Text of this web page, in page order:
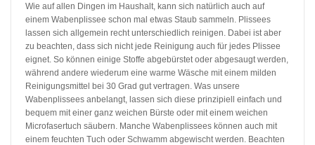
Wie auf allen Dingen im Haushalt, kann sich natürlich auch auf
einem Wabenplissee schon mal etwas Staub sammeln. Plissees
lassen sich allgemein recht unterschiedlich reinigen. Dabei ist aber
zu beachten, dass sich nicht jede Reinigung auch für jedes Plissee
eignet. So können einige Stoffe abgebürstet oder abgesaugt werden,
während andere wiederum eine warme Wäsche mit einem milden
Reinigungsmittel bei 30 Grad gut vertragen. Was unsere
Wabenplissees anbelangt, lassen sich diese prinzipiell einfach und
bequem mit einer ganz weichen Bürste oder mit einem weichen
Microfasertuch säubern. Manche Wabenplissees können auch mit
einem feuchten Tuch oder Schwamm abgewischt werden. Beachten